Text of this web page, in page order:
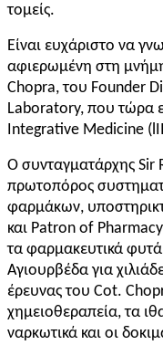
τομείς.
Είναι ευχάριστο να
αφιερωμένη στη
Chopra, του Founder
Laboratory, που τώρα
Integrative Medicine
Ο συνταγματάρχης Sir
πρωτοπόρος
φαρμάκων,
και Patron of
τα φαρμακευτικά
Αγιουρβέδα για
έρευνας του Cot.
χημειοθεραπεία, τα
ναρκωτικά και οι